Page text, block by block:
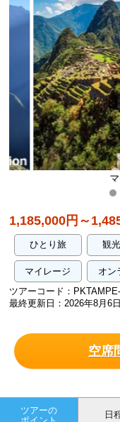
マチ
1,185,000円～
ひとり旅 観
マイレージ
オン
ツアーコード：
最終更新日：2026年8月6
空席
ツアーの
日